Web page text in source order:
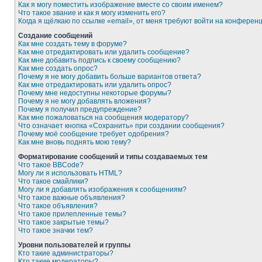
Как я могу поместить изображение вместе со своим именем?
Что такое звание и как я могу изменить его?
Когда я щёлкаю по ссылке «email», от меня требуют войти на
Создание сообщений
Как мне создать тему в форуме?
Как мне отредактировать или удалить сообщение?
Как мне добавить подпись к своему сообщению?
Как мне создать опрос?
Почему я не могу добавить больше вариантов ответа?
Как мне отредактировать или удалить опрос?
Почему мне недоступны некоторые форумы?
Почему я не могу добавлять вложения?
Почему я получил предупреждение?
Как мне пожаловаться на сообщения модератору?
Что означает кнопка «Сохранить» при создании сообщения?
Почему моё сообщение требует одобрения?
Как мне вновь поднять мою тему?
Форматирование сообщений и типы создаваемых тем
Что такое BBCode?
Могу ли я использовать HTML?
Что такое смайлики?
Могу ли я добавлять изображения к сообщениям?
Что такое важные объявления?
Что такое объявления?
Что такое прилепленные темы?
Что такое закрытые темы?
Что такое значки тем?
Уровни пользователей и группы
Кто такие администраторы?